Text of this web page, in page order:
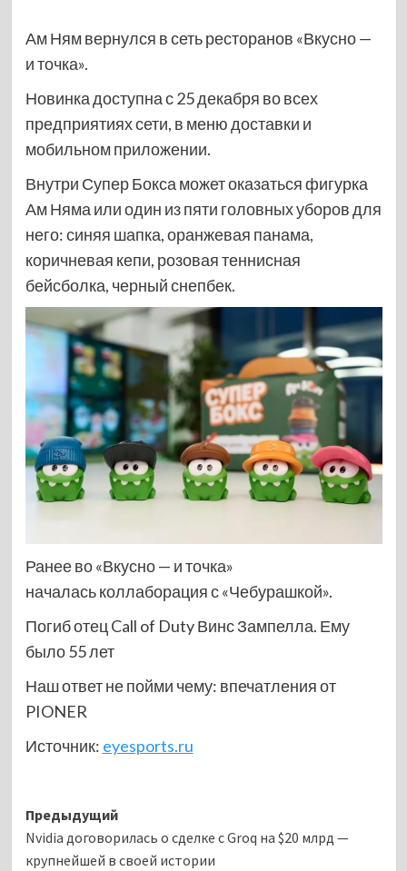
Ам Ням вернулся в сеть ресторанов «Вкусно —
и точка».
Новинка доступна с 25 декабря во всех
предприятиях сети, в меню доставки и
мобильном приложении.
Внутри Супер Бокса может оказаться фигурка
Ам Няма или один из пяти головных уборов для
него: синяя шапка, оранжевая панама,
коричневая кепи, розовая теннисная
бейсболка, черный снепбек.
Ранее во «Вкусно — и точка»
началась коллаборация с «Чебурашкой».
Погиб отец Call of Duty Винс Зампелла. Ему
было 55 лет
Наш ответ не пойми чему: впечатления от
PIONER
Источник: eyesports.ru
Навигация
записи
Предыдущий
Nvidia договорилась о сделке с Groq на $20 млрд —
крупнейшей в своей истории